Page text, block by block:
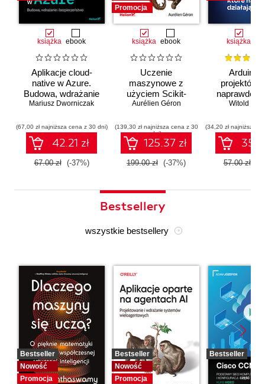
książka ebook
Aplikacje cloud-
native w Azure.
Budowa, wdrażanie
i bezpieczeństwo
Mariusz Dworniczak
(67,00 zł najniższa cena z 30 dni)
42.21 zł
67.00 zł (-37%)
Promocja
książka ebook
Uczenie
maszynowe z
użyciem Scikit-
Learn i PyTorch.
narzędzia i techniki
umożliwiające
konstruowanie
inteligentnych
systemów
Aurélien Géron
(139,30 zł najniższa cena z 30
dni)
125.37 zł
199.00 zł (-37%)
książka
Arduino.
projektów,
naprawdę
Witold
(34,20 zł najniższa
57.00 zł
Bestsellery
wszystkie bestsellery
Bestseller
Nowość
Promocja
Bestseller
Nowość
Promocja
Bestseller